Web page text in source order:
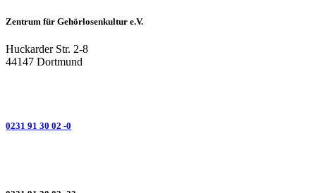
Zentrum für Gehörlosenkultur e.V.
Huckarder Str. 2-8
44147 Dortmund
0231 91 30 02 -0